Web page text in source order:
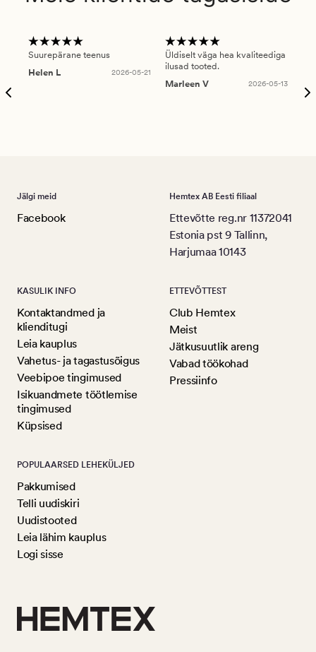
Suurepärane teenus
Helen L
2026-05-21
Üldiselt väga hea kvaliteediga
ilusad tooted.
Marleen V
2026-05-13
Jälgi meid
Facebook
Hemtex AB Eesti filiaal
Ettevõtte reg.nr 11372041
Estonia pst 9 Tallinn,
Harjumaa 10143
KASULIK INFO
Kontaktandmed ja
klienditugi
Leia kauplus
Vahetus- ja tagastusõigus
Veebipoe tingimused
Isikuandmete töötlemise
tingimused
Küpsised
ETTEVÕTTEST
Club Hemtex
Meist
Jätkusuutlik areng
Vabad töökohad
Pressiinfo
POPULAARSED LEHEKÜLJED
Pakkumised
Telli uudiskiri
Uudistooted
Leia lähim kauplus
Logi sisse